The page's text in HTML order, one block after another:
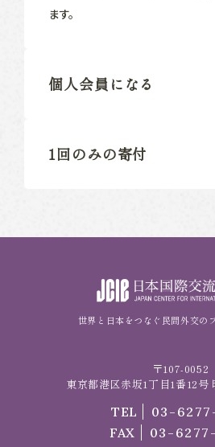
ます。
個人会員になる
1回のみの寄付
世界と日本をつなぐ民間外交の
〒107-0052
東京都港区赤坂1丁目1番12号
TEL
03-
FAX
03-